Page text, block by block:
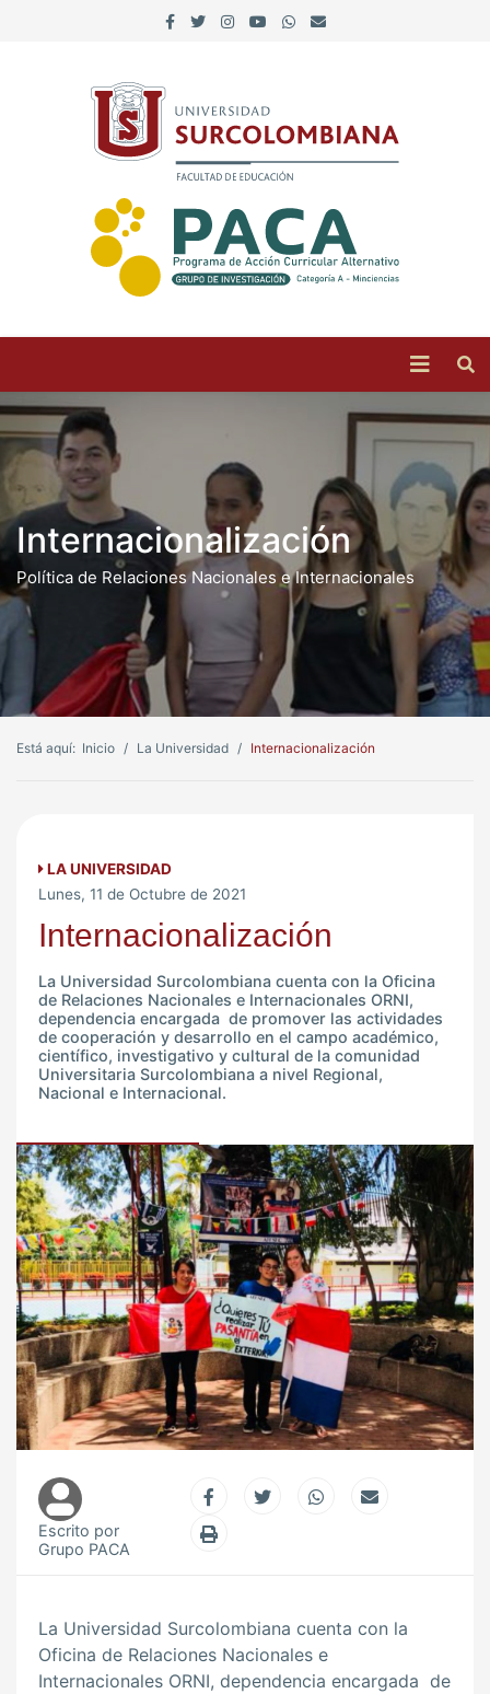
Internacionalización
Política de Relaciones Nacionales e Internacionales
Está aquí: Inicio La Universidad Internacionalización
LA UNIVERSIDAD
Lunes, 11 de Octubre de 2021
Internacionalización
La Universidad Surcolombiana cuenta con la Oficina
de Relaciones Nacionales e Internacionales ORNI,
dependencia encargada de promover las actividades
de cooperación y desarrollo en el campo académico,
científico, investigativo y cultural de la comunidad
Universitaria Surcolombiana a nivel Regional,
Nacional e Internacional.
Escrito por
Grupo PACA
La Universidad Surcolombiana cuenta con la
Oficina de Relaciones Nacionales e
Internacionales ORNI, dependencia encargada de